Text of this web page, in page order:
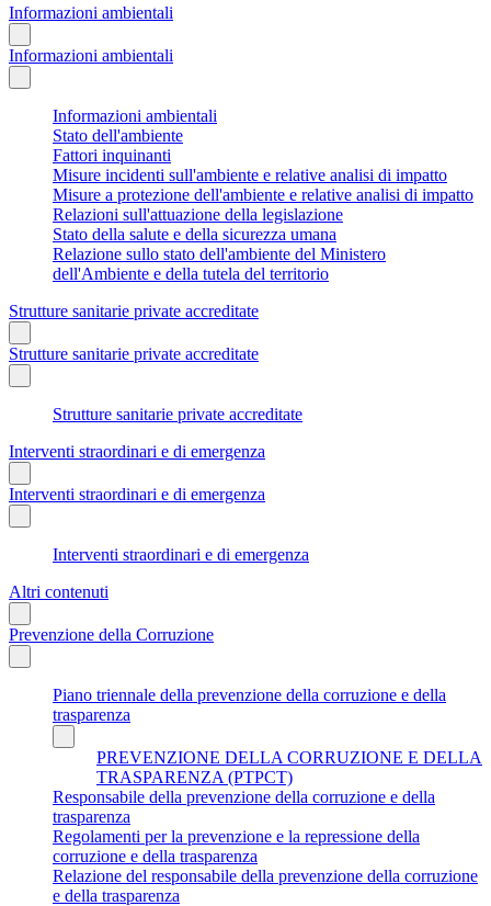
Informazioni ambientali
Informazioni ambientali
Informazioni ambientali
Stato dell'ambiente
Fattori inquinanti
Misure incidenti sull'ambiente e relative analisi di impatto
Misure a protezione dell'ambiente e relative analisi di impatto
Relazioni sull'attuazione della legislazione
Stato della salute e della sicurezza umana
Relazione sullo stato dell'ambiente del Ministero
dell'Ambiente e della tutela del territorio
Strutture sanitarie private accreditate
Strutture sanitarie private accreditate
Strutture sanitarie private accreditate
Interventi straordinari e di emergenza
Interventi straordinari e di emergenza
Interventi straordinari e di emergenza
Altri contenuti
Prevenzione della Corruzione
Piano triennale della prevenzione della corruzione e della
trasparenza
PREVENZIONE DELLA CORRUZIONE E DELLA
TRASPARENZA (PTPCT)
Responsabile della prevenzione della corruzione e della
trasparenza
Regolamenti per la prevenzione e la repressione della
corruzione e della trasparenza
Relazione del responsabile della prevenzione della corruzione
e della trasparenza